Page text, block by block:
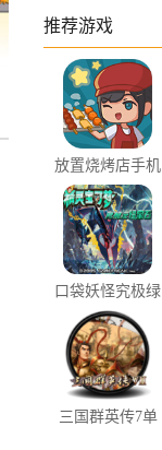
推荐游戏
放置烧烤店手机
版下载
口袋妖怪究极绿
宝石最新版下载
三国群英传7单